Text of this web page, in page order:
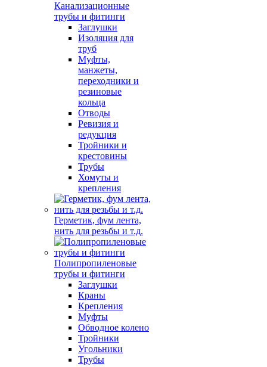
Канализационные
трубы и фитинги
Заглушки
Изоляция для
труб
Муфты,
манжеты,
переходники и
резиновые
кольца
Отводы
Ревизия и
редукция
Тройники и
крестовины
Трубы
Хомуты и
крепления
Герметик, фум лента,
нить для резьбы и т.д.
Полипропиленовые
трубы и фитинги
Заглушки
Краны
Крепления
Муфты
Обводное колено
Тройники
Угольники
Трубы